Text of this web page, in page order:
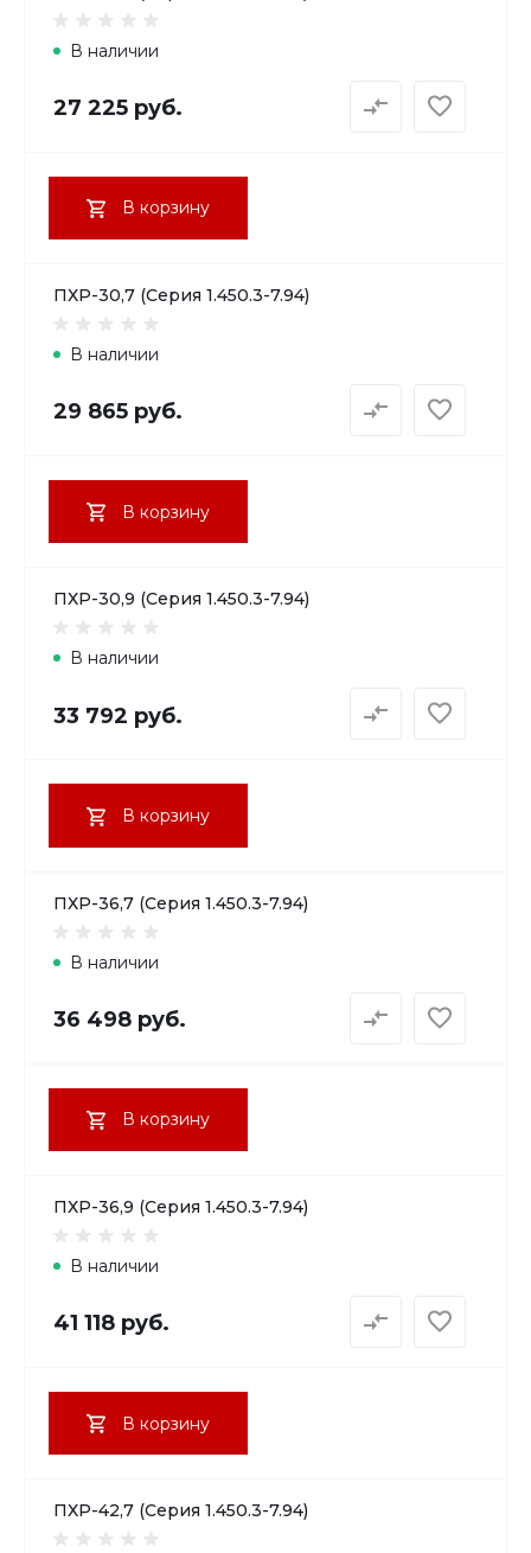
В наличии
27 225 руб.
В корзину
ПХР-30,7 (Серия 1.450.3-7.94)
В наличии
29 865 руб.
В корзину
ПХР-30,9 (Серия 1.450.3-7.94)
В наличии
33 792 руб.
В корзину
ПХР-36,7 (Серия 1.450.3-7.94)
В наличии
36 498 руб.
В корзину
ПХР-36,9 (Серия 1.450.3-7.94)
В наличии
41 118 руб.
В корзину
ПХР-42,7 (Серия 1.450.3-7.94)